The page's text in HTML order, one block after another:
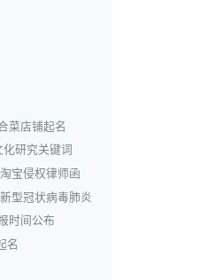
菜店铺起名
化研究关键词
淘宝侵权律师函
新型冠状病毒肺炎
时间公布
名